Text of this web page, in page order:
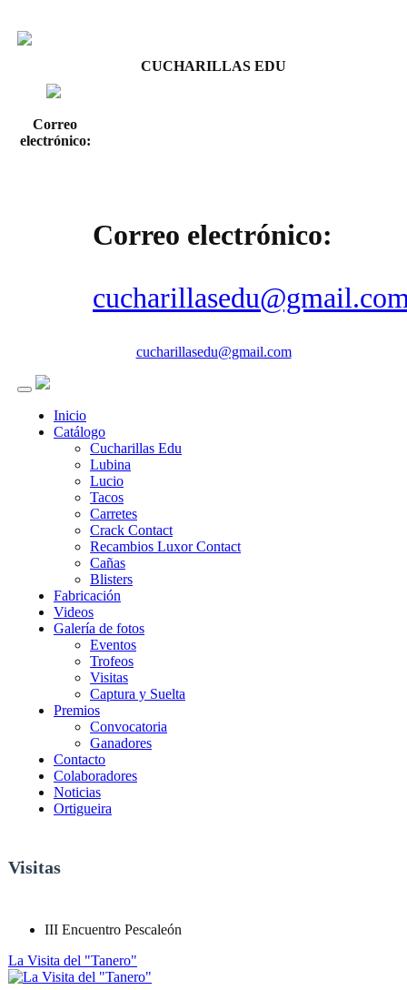
CUCHARILLAS EDU
Correo electrónico:
Correo
electrónico:
cucharillasedu@gmail.com
Inicio
Catálogo
Cucharillas Edu
Lubina
Lucio
Tacos
Carretes
Crack Contact
Recambios Luxor Contact
Cañas
Blisters
Fabricación
Videos
Galería de fotos
Eventos
Trofeos
Visitas
Captura y Suelta
Premios
Convocatoria
Ganadores
Contacto
Colaboradores
Noticias
Ortigueira
Visitas
III Encuentro Pescaleón
La Visita del "Tanero"